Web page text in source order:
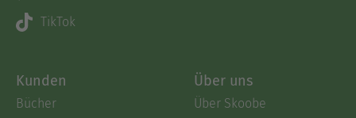
TikTok
Kunden
Bücher
Über uns
Über Skoobe